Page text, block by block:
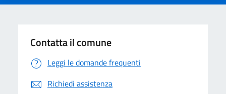
Contatta il comune
Leggi le domande frequenti
Richiedi assistenza